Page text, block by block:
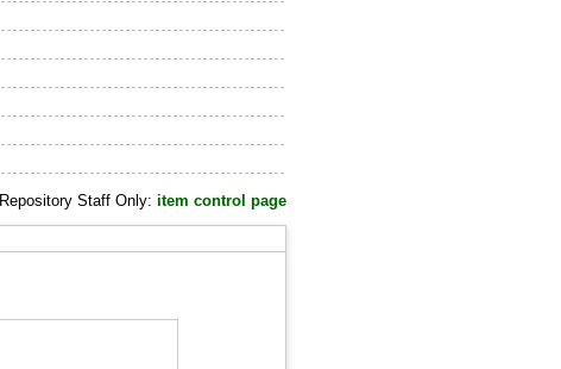
Repository Staff Only:item control page